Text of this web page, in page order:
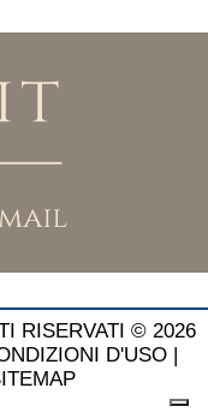
RISERVATI © 2026
D'USO |